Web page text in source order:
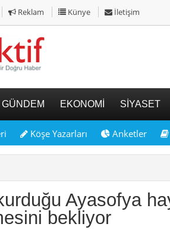
Reklam Künye İletişim
GÜNDEM EKONOMİ SİYASET
Köşe Yazarları Anketler
Ayasofya
bekliyor